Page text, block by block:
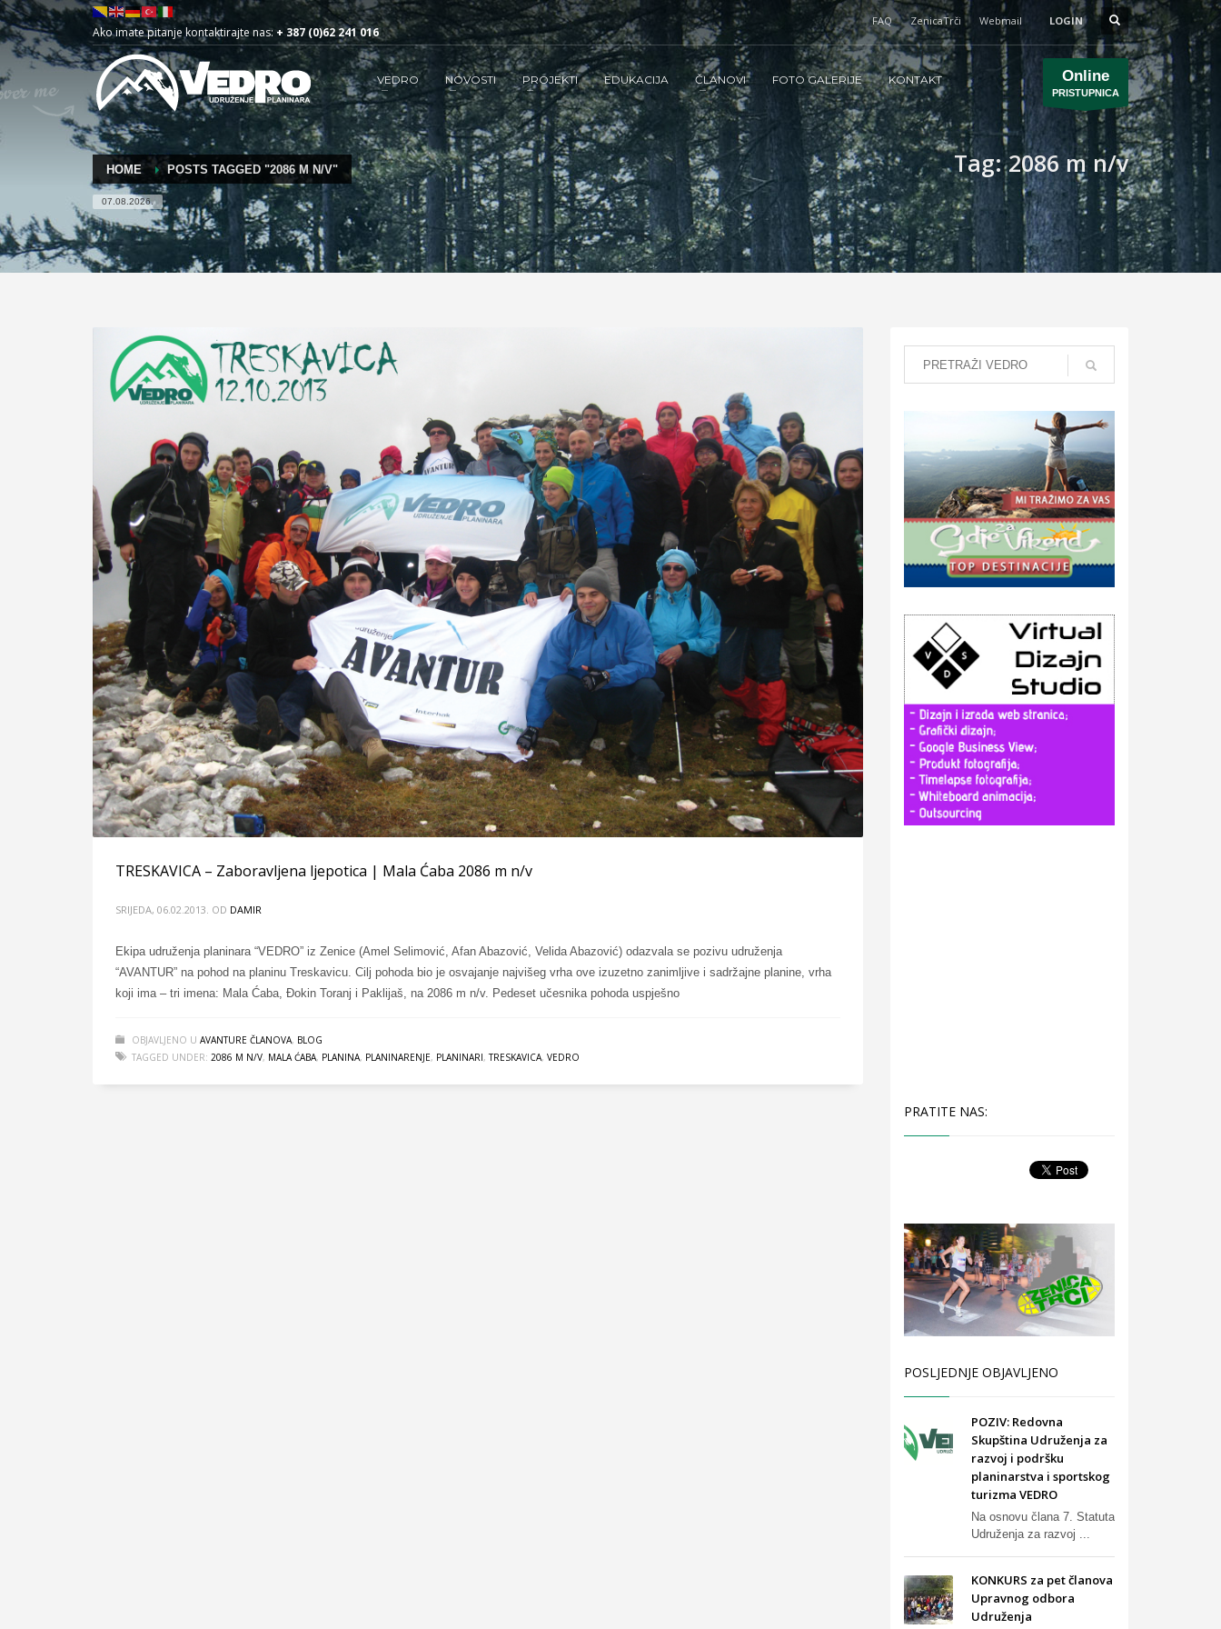
Ako imate pitanje kontaktirajte nas: + 387 (0)62 241 016
FAQ ZenicaTrči Webmail LOGIN
VEDRO NOVOSTI PROJEKTI EDUKACIJA ČLANOVI FOTO GALERIJE KONTAKT Online
PRISTUPNICA
HOME POSTS TAGGED "2086 M N/V"
07.08.2026.
Tag: 2086 m n/v
TRESKAVICA – Zaboravljena ljepotica | Mala Ćaba 2086 m n/v
SRIJEDA, 06.02.2013. OD DAMIR
Ekipa udruženja planinara “VEDRO” iz Zenice (Amel Selimović, Afan Abazović, Velida Abazović) odazvala se pozivu udruženja
“AVANTUR” na pohod na planinu Treskavicu. Cilj pohoda bio je osvajanje najvišeg vrha ove izuzetno zanimljive i sadržajne planine, vrha
koji ima – tri imena: Mala Ćaba, Đokin Toranj i Paklijaš, na 2086 m n/v. Pedeset učesnika pohoda uspješno
OBJAVLJENO U AVANTURE ČLANOVA, BLOG
TAGGED UNDER: 2086 M N/V, MALA ĆABA, PLANINA, PLANINARENJE, PLANINARI,TRESKAVICA, VEDRO
PRATITE NAS:
POSLJEDNJE OBJAVLJENO
POZIV: Redovna
Skupština Udruženja za
razvoj i podršku
planinarstva i sportskog
turizma VEDRO
Na osnovu člana 7. Statuta
Udruženja za razvoj ...
KONKURS za pet članova
Upravnog odbora
Udruženja